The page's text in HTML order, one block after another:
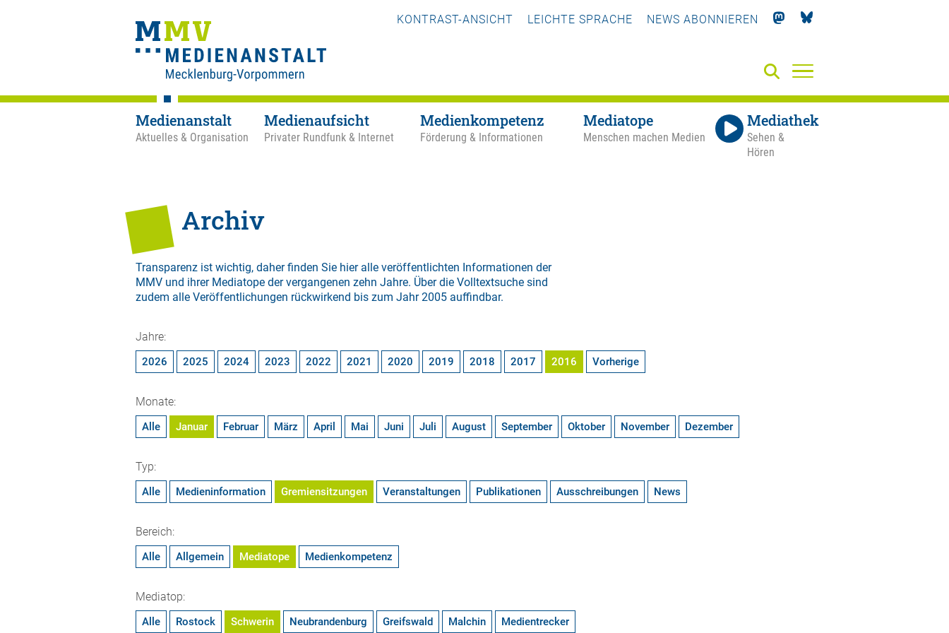
KONTRAST-ANSICHT LEICHTE SPRACHE NEWS ABONNIEREN
Medienanstalt
Aktuelles & Organisation
Medienaufsicht
Privater Rundfunk & Internet
Medienkompetenz
Förderung & Informationen
Mediatope
Menschen machen Medien
Mediathek
Sehen &
Hören
Archiv
Transparenz ist wichtig, daher finden Sie hier alle veröffentlichten Informationen der
MMV und ihrer Mediatope der vergangenen zehn Jahre. Über die Volltextsuche sind
zudem alle Veröffentlichungen rückwirkend bis zum Jahr 2005 auffindbar.
Jahre:
2026 2025 2024 2023 2022 2021 2020 2019 2018 2017 2016 Vorherige
Monate:
Alle Januar Februar März April Mai Juni Juli August September Oktober November Dezember
Typ:
Alle Medieninformation Gremiensitzungen Veranstaltungen Publikationen Ausschreibungen News
Bereich:
Alle Allgemein Mediatope Medienkompetenz
Mediatop:
Alle Rostock Schwerin Neubrandenburg Greifswald Malchin Medientrecker